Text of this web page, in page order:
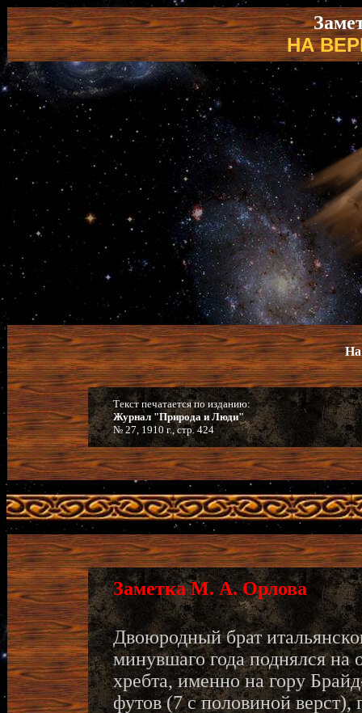
НА
На
Текст печатается по изданию:
Журнал "Природа и Люди"
№ 27, 1910 г., стр. 424
Заметка М. А. Орлова
Двоюродный брат
минувшаго года поднялся на
хребта, именно на гору
футов (7 с половиной верст),